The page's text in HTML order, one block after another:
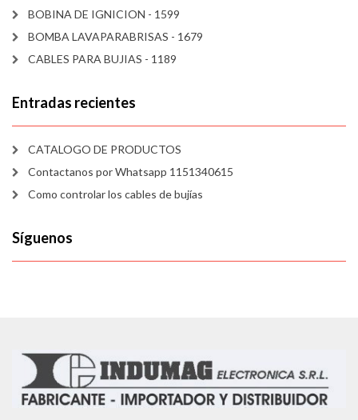
BOBINA DE IGNICION - 1599
BOMBA LAVAPARABRISAS - 1679
CABLES PARA BUJIAS - 1189
Entradas recientes
CATALOGO DE PRODUCTOS
Contactanos por Whatsapp 1151340615
Como controlar los cables de bujías
Síguenos